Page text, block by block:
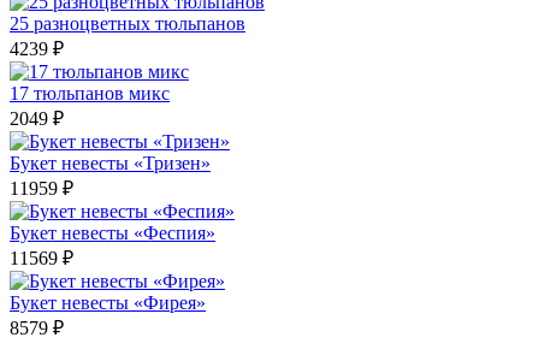
25 разноцветных тюльпанов
4239 ₽
17 тюльпанов микс
2049 ₽
Букет невесты «Тризен»
11959 ₽
Букет невесты «Феспия»
11569 ₽
Букет невесты «Фирея»
8579 ₽